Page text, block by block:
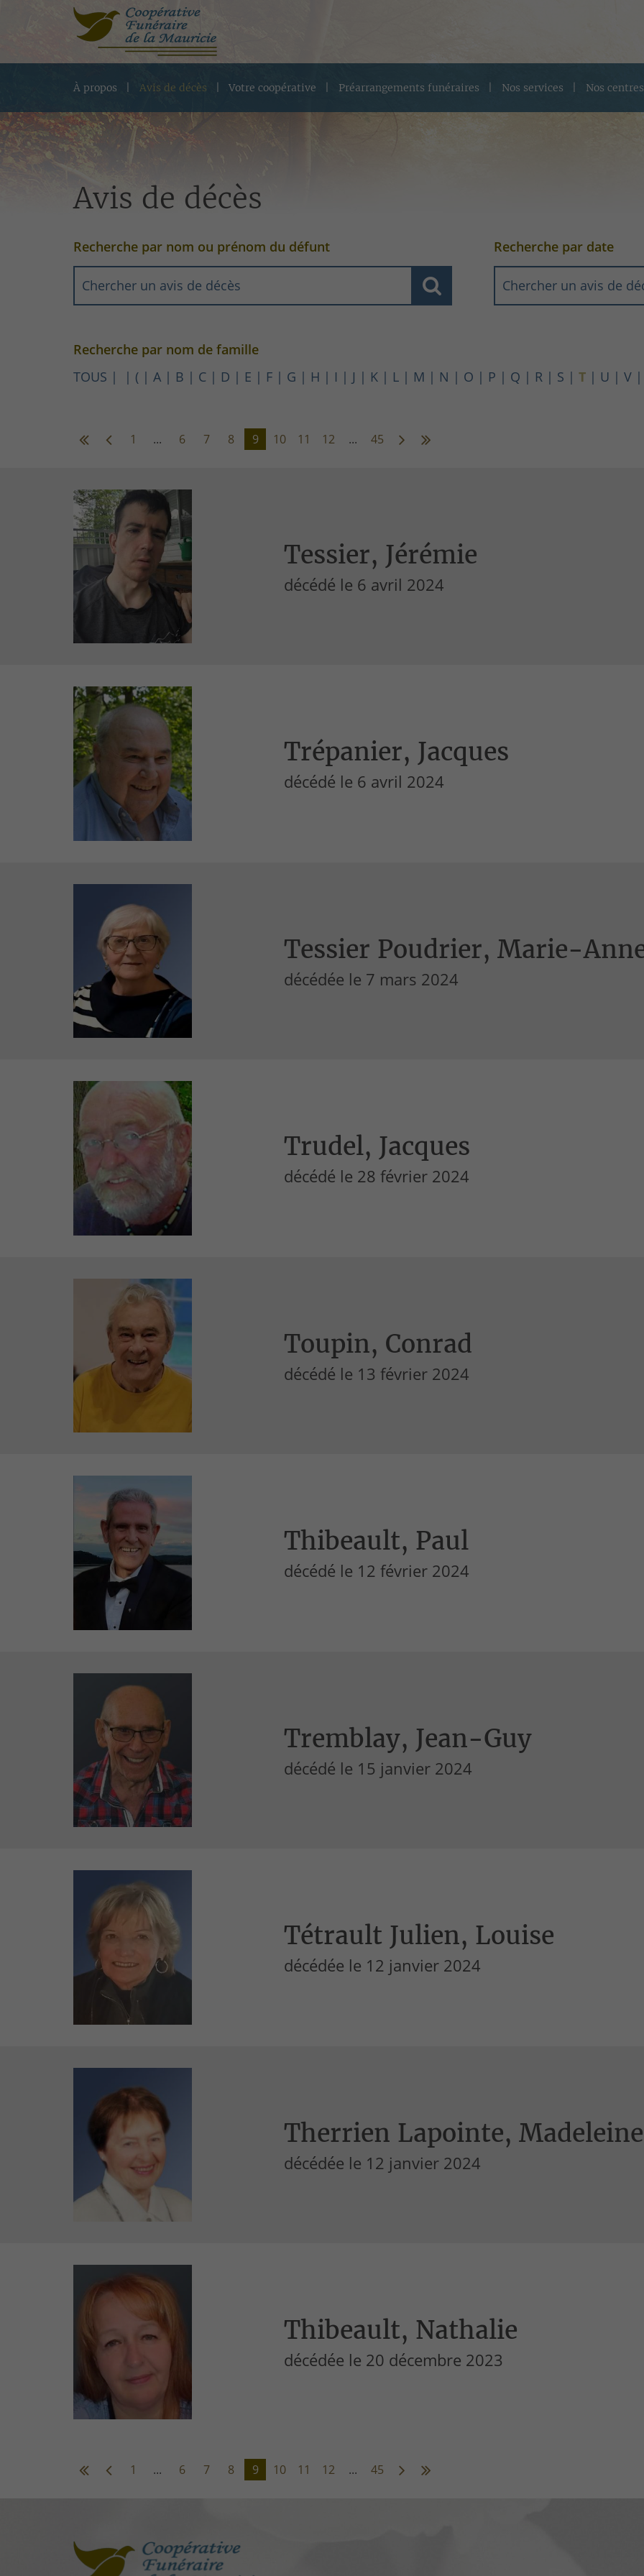
À propos Avis de décès Votre coopérative Préarrangements funéraires Nos services Nos
Avis de décès
Recherche par nom ou prénom du défunt Recherche par date
Recherche par nom de famille
TOUS
( A B C D E F G H I J K L M N O P Q R S T U V
1 ... 6 7 8 9 10 11 12 ... 45
Tessier, Jérémie
décédé le 6 avril 2024
Trépanier, Jacques
décédé le 6 avril 2024
Tessier Poudrier, Marie-
décédée le 7 mars 2024
Trudel, Jacques
décédé le 28 février 2024
Toupin, Conrad
décédé le 13 février 2024
Thibeault, Paul
décédé le 12 février 2024
Tremblay, Jean-Guy
décédé le 15 janvier 2024
Tétrault Julien, Louise
décédée le 12 janvier 2024
Therrien Lapointe, Madeleine
décédée le 12 janvier 2024
Thibeault, Nathalie
décédée le 20 décembre 2023
1 ... 6 7 8 9 10 11 12 ... 45